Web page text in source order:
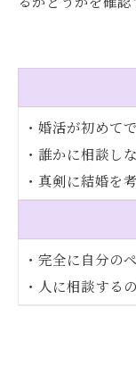
・婚活が初めて
・誰かに相談し
・真剣に結婚を
・完全に自分の
・人に相談する